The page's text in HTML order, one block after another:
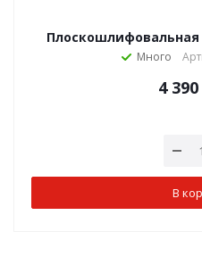
Плоскошлифовальная
Много
4 390
В